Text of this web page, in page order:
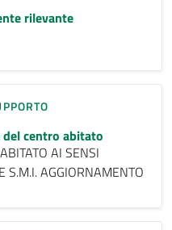
rilevante
centro abitato
AI SENSI
S.M.I. AGGIORNAMENTO